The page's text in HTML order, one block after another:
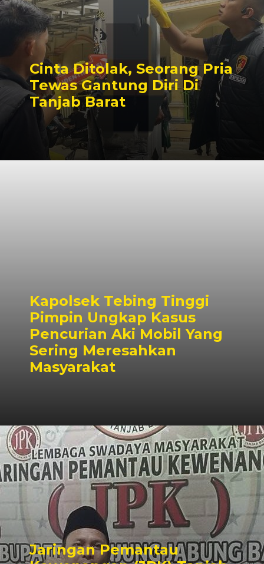
Cinta Ditolak, Seorang Pria
Tewas Gantung Diri Di
Tanjab Barat
Kapolsek Tebing Tinggi
Pimpin Ungkap Kasus
Pencurian Aki Mobil Yang
Sering Meresahkan
Masyarakat
Jaringan Pemantau